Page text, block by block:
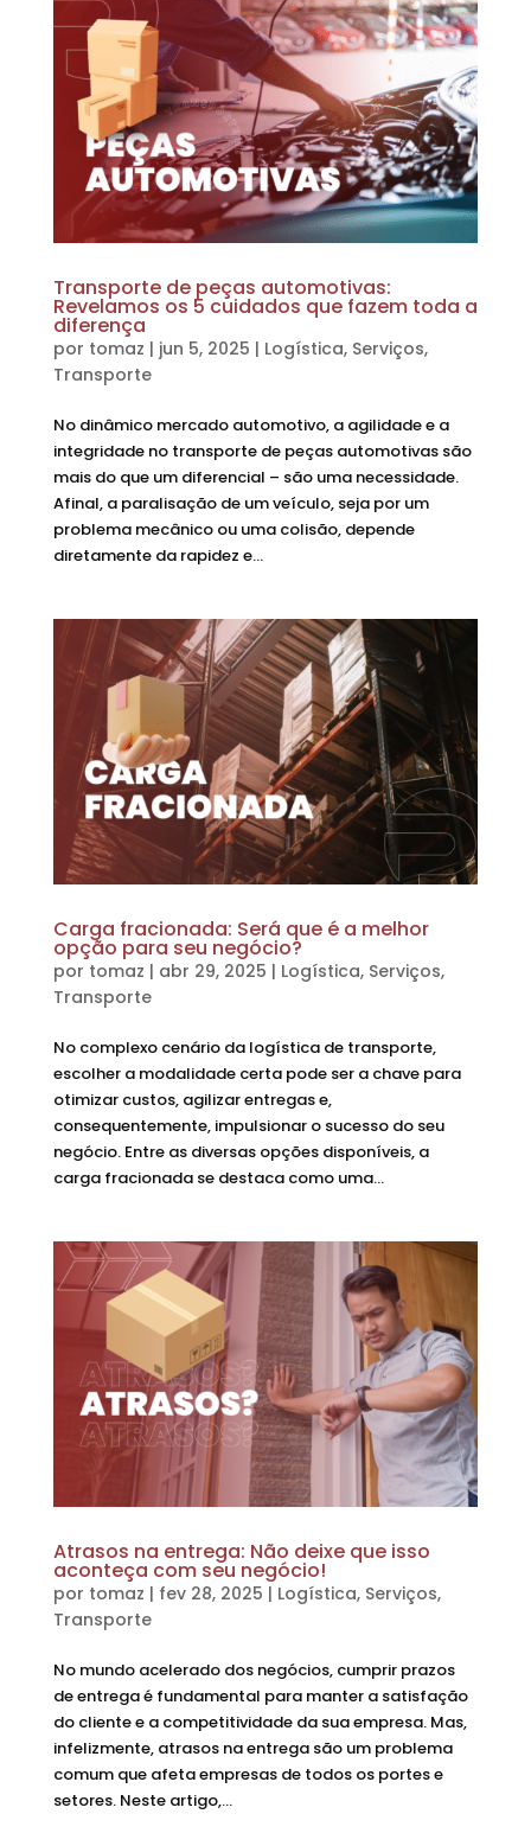
Transporte de peças automotivas:
Revelamos os 5 cuidados que fazem toda a
diferença
por tomaz | jun 5, 2025 | Logística, Serviços,
Transporte
No dinâmico mercado automotivo, a agilidade e a
integridade no transporte de peças automotivas são
mais do que um diferencial – são uma necessidade.
Afinal, a paralisação de um veículo, seja por um
problema mecânico ou uma colisão, depende
diretamente da rapidez e...
Carga fracionada: Será que é a melhor
opção para seu negócio?
por tomaz | abr 29, 2025 | Logística, Serviços,
Transporte
No complexo cenário da logística de transporte,
escolher a modalidade certa pode ser a chave para
otimizar custos, agilizar entregas e,
consequentemente, impulsionar o sucesso do seu
negócio. Entre as diversas opções disponíveis, a
carga fracionada se destaca como uma...
Atrasos na entrega: Não deixe que isso
aconteça com seu negócio!
por tomaz | fev 28, 2025 | Logística, Serviços,
Transporte
No mundo acelerado dos negócios, cumprir prazos
de entrega é fundamental para manter a satisfação
do cliente e a competitividade da sua empresa. Mas,
infelizmente, atrasos na entrega são um problema
comum que afeta empresas de todos os portes e
setores. Neste artigo,...